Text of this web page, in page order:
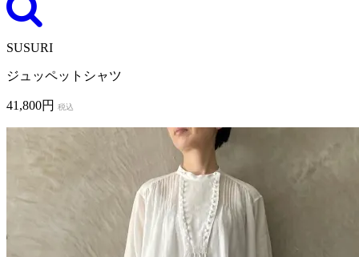
SUSURI
ジュッペットシャツ
41,800円 税込